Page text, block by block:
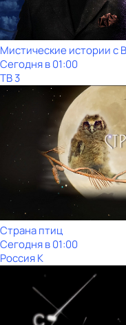
Мистические истории с
Сегодня в 01:00
ТВ 3
Страна птиц
Сегодня в 01:00
Россия К